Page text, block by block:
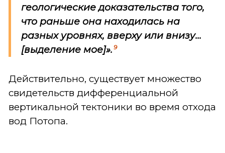
геологические доказательства того,
что раньше она находилась на
разных уровнях, вверху или внизу...
[выделение мое]». 9
Действительно, существует множество
свидетельств дифференциальной
вертикальной тектоники во время отхода
вод Потопа.